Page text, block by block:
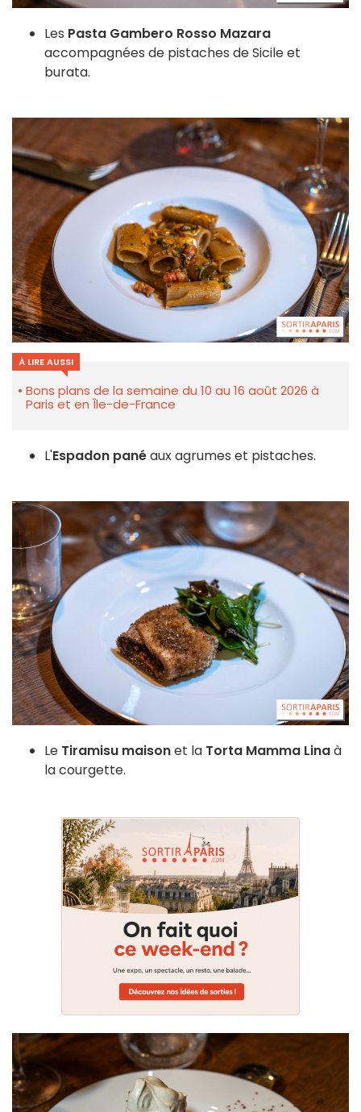
Les Pasta Gambero Rosso Mazara
accompagnées de pistaches de Sicile et
burata.
À LIRE AUSSI
Bons plans de la semaine du 10 au 16 août 2026 à
Paris et en Île-de-France
L'Espadon panéaux agrumes et pistaches.
Le Tiramisu maisonet la Torta Mamma Linaà
la courgette.